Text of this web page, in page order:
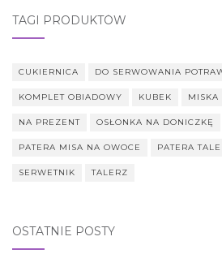
TAGI PRODUKTÓW
CUKIERNICA DO SERWOWANIA
KOMPLET OBIADOWY KUBEK MISKA
NA PREZENT OSŁONKA NA DONICZKĘ
PATERA MISA NA OWOCE PATERA
SERWETNIK TALERZ
OSTATNIE POSTY